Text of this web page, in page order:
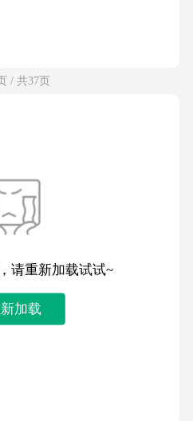
/ 共37页
请重新加载试试~
加载